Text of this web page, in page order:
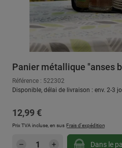
Panier métallique "anses
Référence : 522302
Disponible, délai de livraison : env. 2-3
Prix régulier :
12,99 €
Prix TVA incluse, en sus Frais d'expédition
Quantité de produit :
Dans le